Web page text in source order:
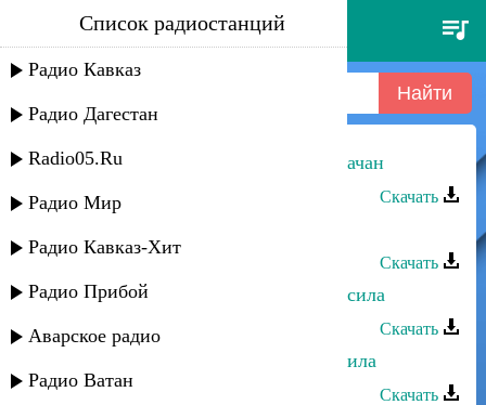
алпият шапиева - азир зимла
варачан
Список радиостанций
Радио Кавказ
Радио Дагестан
Radio05.Ru
Радио Мир
Радио Кавказ-Хит
Радио Прибой
Аварское радио
Радио Ватан
Алпият Шапиева - Азир зимла варачан
Скачать
Скачать
Шамиль Мусаев - Азир дарган рурсила
Скачать
Шамиль Масиев - Азир дарган русила
Скачать